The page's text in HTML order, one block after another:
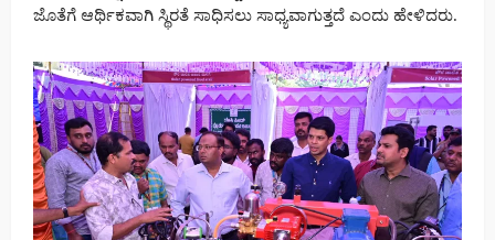
ಜೊತೆಗೆ ಆರ್ಥಿಕವಾಗಿ ಸ್ಥಿರತೆ ಸಾಧಿಸಲು ಸಾಧ್ಯವಾಗುತ್ತದೆ ಎಂದು ಹೇಳಿದರು.